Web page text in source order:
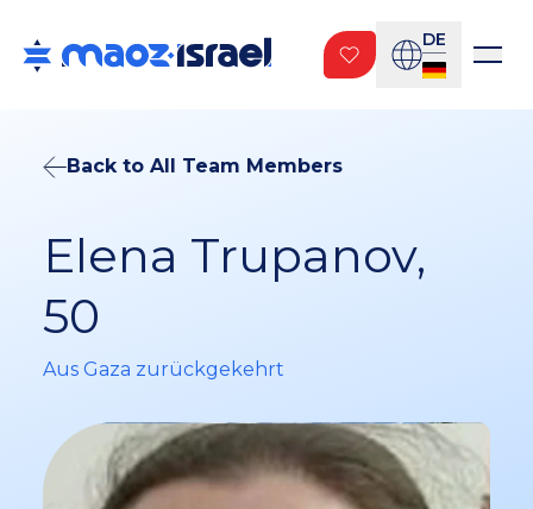
DE
Back to All Team Members
Elena Trupanov,
50
Aus Gaza zurückgekehrt